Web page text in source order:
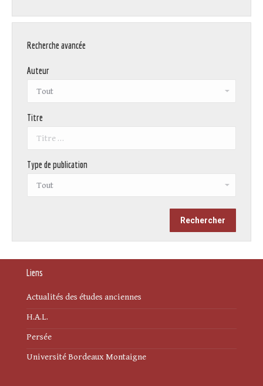
Recherche avancée
Auteur
Titre
Type de publication
Liens
Actualités des études anciennes
H.A.L.
Persée
Université Bordeaux Montaigne